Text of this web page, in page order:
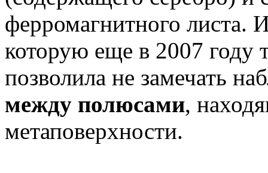
ферромагнитного листа.
которую еще в 2007 году
позволила не замечать
между полюсами,
метаповерхности.